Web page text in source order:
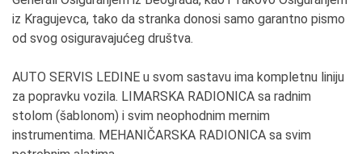
iz Kragujevca, tako da stranka donosi samo garantno pismo
od svog osiguravajućeg društva.
AUTO SERVIS LEDINE u svom sastavu ima kompletnu liniju
za popravku vozila. LIMARSKA RADIONICA sa radnim
stolom (šablonom) i svim neophodnim mernim
instrumentima. MEHANIČARSKA RADIONICA sa svim